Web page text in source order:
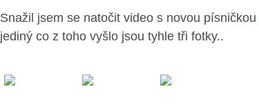
Snažil jsem se natočit video s novou písničkou
jediný co z toho vyšlo jsou tyhle tři fotky..